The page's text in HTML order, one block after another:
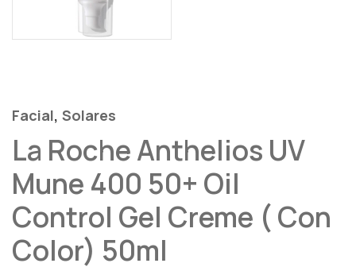
Facial, Solares
La Roche Anthelios UV
Mune 400 50+ Oil
Control Gel Creme ( Con
Color) 50ml